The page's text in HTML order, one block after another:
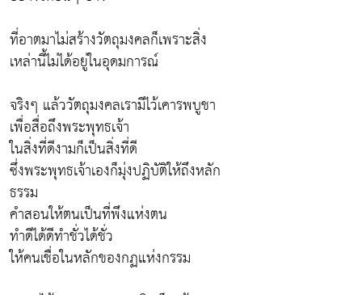
ที่อาตมาไม่สร้างวัตถุมงคลก็เพราะสิ่ง
เหล่านี้ไม่ได้อยู่ในอุดมการณ์
จริงๆ แล้ววัตถุมงคลเรามีไว้เคารพบูชา
เพื่อสื่อถึงพระพุทธเจ้า
ในสิ่งที่ดีงามก็เป็นสิ่งที่ดี
ซึ่งพระพุทธเจ้าเองก็มุ่งปฏิบัติให้ถึงหลัก
ธรรม
คำสอนให้ตนเป็นที่พึงแห่งตน
ทำดีได้ดีทำชั่วได้ชั่ว
ให้คนเชื่อในหลักของกฏแห่งกรรม